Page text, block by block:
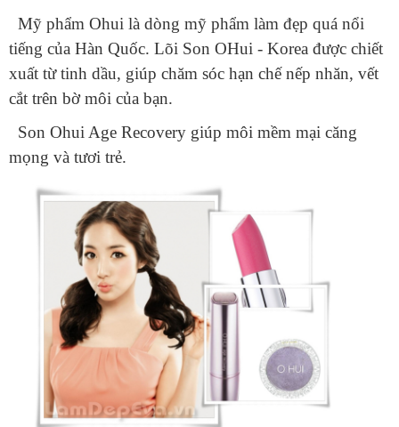
Mỹ phẩm Ohui là dòng mỹ phẩm làm đẹp quá nổi
tiếng của Hàn Quốc. Lõi Son OHui - Korea được chiết
xuất từ tinh dầu, giúp chăm sóc hạn chế nếp nhăn, vết
cắt trên bờ môi của bạn.
Son Ohui Age Recovery giúp môi mềm mại căng
mọng và tươi trẻ.